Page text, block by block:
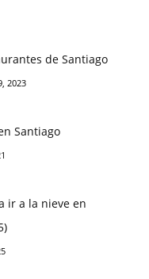
de Santiago
2023
Santiago
ir a la nieve en